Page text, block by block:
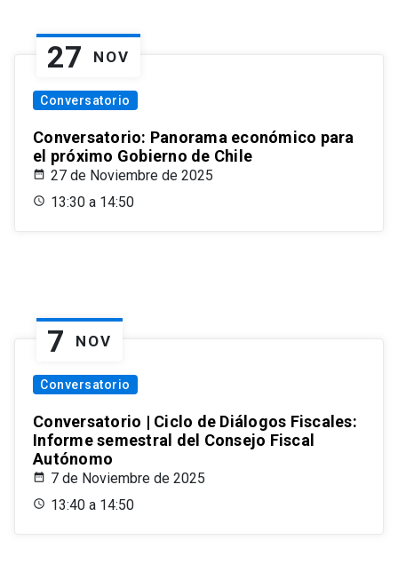
27 NOV
Conversatorio
Conversatorio: Panorama económico para
el próximo Gobierno de Chile
27 de Noviembre de 2025
13:30 a 14:50
7 NOV
Conversatorio
Conversatorio | Ciclo de Diálogos Fiscales:
Informe semestral del Consejo Fiscal
Autónomo
7 de Noviembre de 2025
13:40 a 14:50